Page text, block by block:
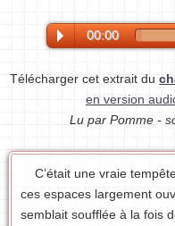
00:00
Télécharger cet extrait du
en version
Lu par Pomme -
C’était une vraie
ces espaces largement
semblait soufflée à la fois